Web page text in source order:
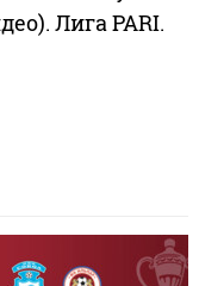
Лига PARI.